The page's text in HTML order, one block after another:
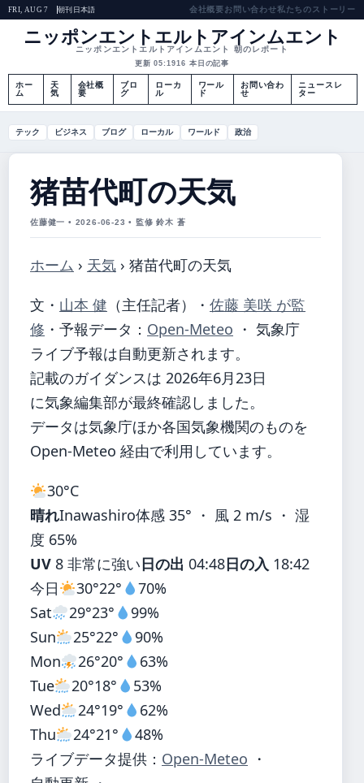
FRI, AUG 7 朝刊 日本語 会社概要お問い合わせ私たちのストーリー
ニッポンエントエルトアインムエント
ニッポンエントエルトアインムエント 朝のレポート
更新 05:1916 本日の記事
ホー
ム
天
気
会社概
要
ブロ
グ
ローカ
ル
ワール
ド
お問い合わ
せ
ニュースレ
ター
テック ビジネス ブログ ローカル ワールド 政治
猪苗代町の天気
佐藤健一 • 2026-06-23 • 監修 鈴木 蒼
ホーム › 天気 › 猪苗代町の天気
文・ 山本 健 （主任記者） ・ 佐藤 美咲 が監
修 ・ 予報データ： Open-Meteo ・ 気象庁
ライブ予報は自動更新されます。
記載のガイダンスは 2026年6月23日
に気象編集部が最終確認しました。
データは気象庁ほか各国気象機関のものを
Open-Meteo 経由で利用しています。
30°C
晴れInawashiro体感 35° ・ 風 2 m/s ・ 湿
度 65%
UV 8 非常に強い日の出 04:48日の入 18:42
今日
30°22°
70%
Sat
29°23°
99%
Sun
25°22°
90%
Mon
26°20°
63%
Tue
20°18°
53%
Wed
24°19°
62%
Thu
24°21°
48%
ライブデータ提供： Open-Meteo ・